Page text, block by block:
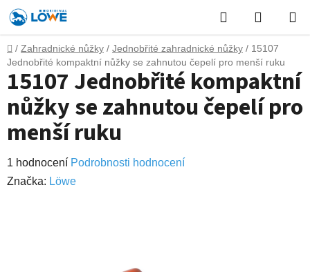
Přejít
na
obsah
Hledat
KOŠÍK
Domů
/ Zahradnické nůžky / Jednobřité zahradnické nůžky / 15107
Jednobřité kompaktní nůžky se zahnutou čepelí pro menší ruku
15107 Jednobřité kompaktní
nůžky se zahnutou čepelí pro
menší ruku
Průměrné
hodnocení
1 hodnocení Podrobnosti hodnocení
Značka: Lӧwe